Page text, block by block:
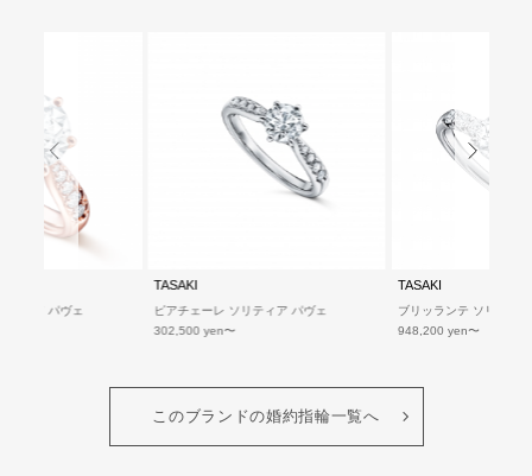
ティア パヴェ
TASAKI
ブリッランテ ソリティア
948,200 yen
TASAKI
ブリッランテ ソリティ
489,500 yen
このブランドの婚約指輪一覧へ